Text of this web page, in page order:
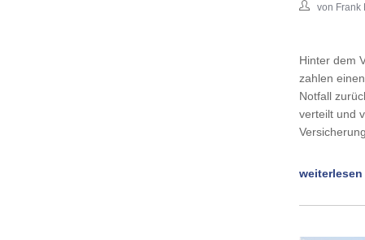
von Frank
Hinter dem
zahlen
Notfall
verteilt und
weiterlesen